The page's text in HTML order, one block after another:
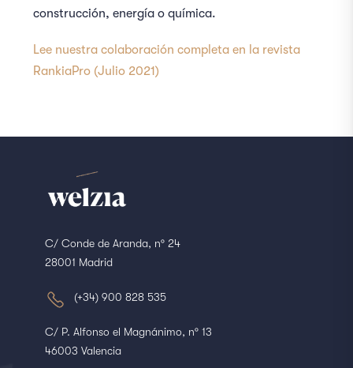
construcción, energía o química.
Lee nuestra colaboración completa en la revista
RankiaPro (Julio 2021)
C/ Conde de Aranda, nº 24
28001 Madrid
(+34) 900 828 535
C/ P. Alfonso el Magnánimo, nº 13
46003 Valencia